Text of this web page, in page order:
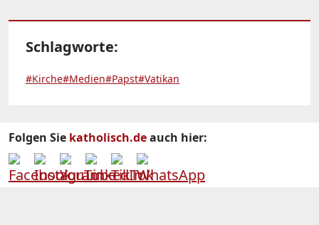
Schlagworte:
#Kirche#Medien#Papst#Vatikan
Folgen Sie katholisch.deauch hier: